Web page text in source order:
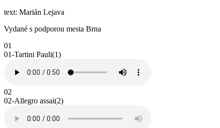
text: Marián Lejava
Vydané s podporou mesta Brna
01
01-Tartini Pauli(1)
02
02-Allegro assai(2)